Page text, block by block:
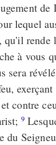
lequel
qu'il
à vous
sera
contre
9
du